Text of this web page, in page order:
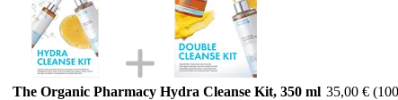
The Organic Pharmacy Hydra Cleanse Kit, 350 ml 35,00 €